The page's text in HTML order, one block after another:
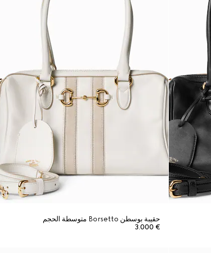
حقيبة بوسطن Borsetto متوسطة الحجم
€ 3.000